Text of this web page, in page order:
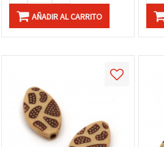
AÑADIR AL CARRITO